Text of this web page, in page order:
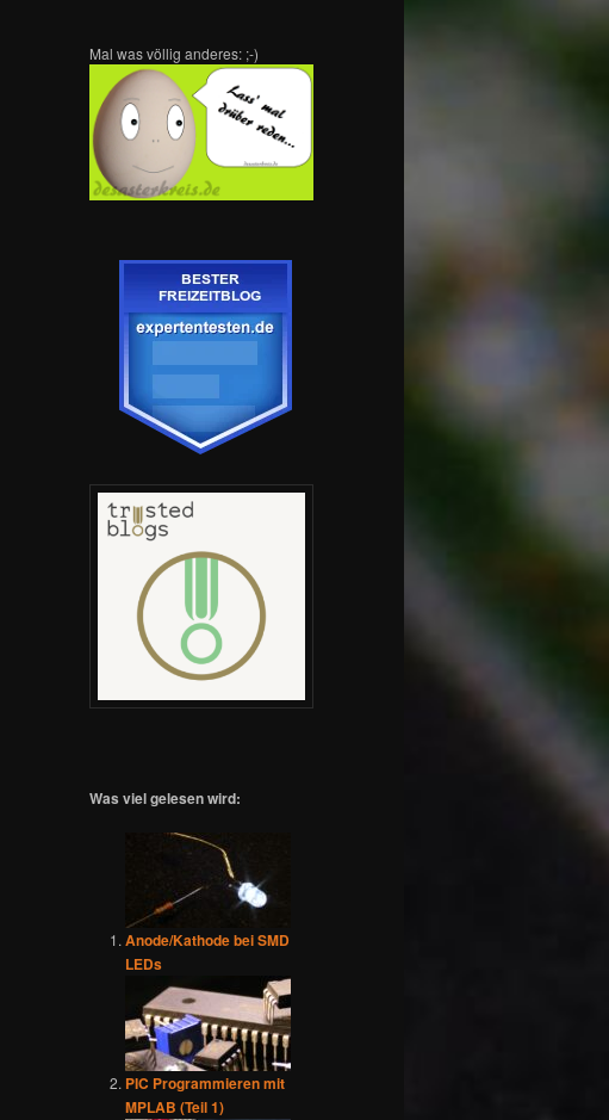
Mal was völlig anderes: ;-)
Was viel gelesen wird:
Anode/Kathode bei SMD
LEDs
PIC Programmieren mit
MPLAB (Teil 1)